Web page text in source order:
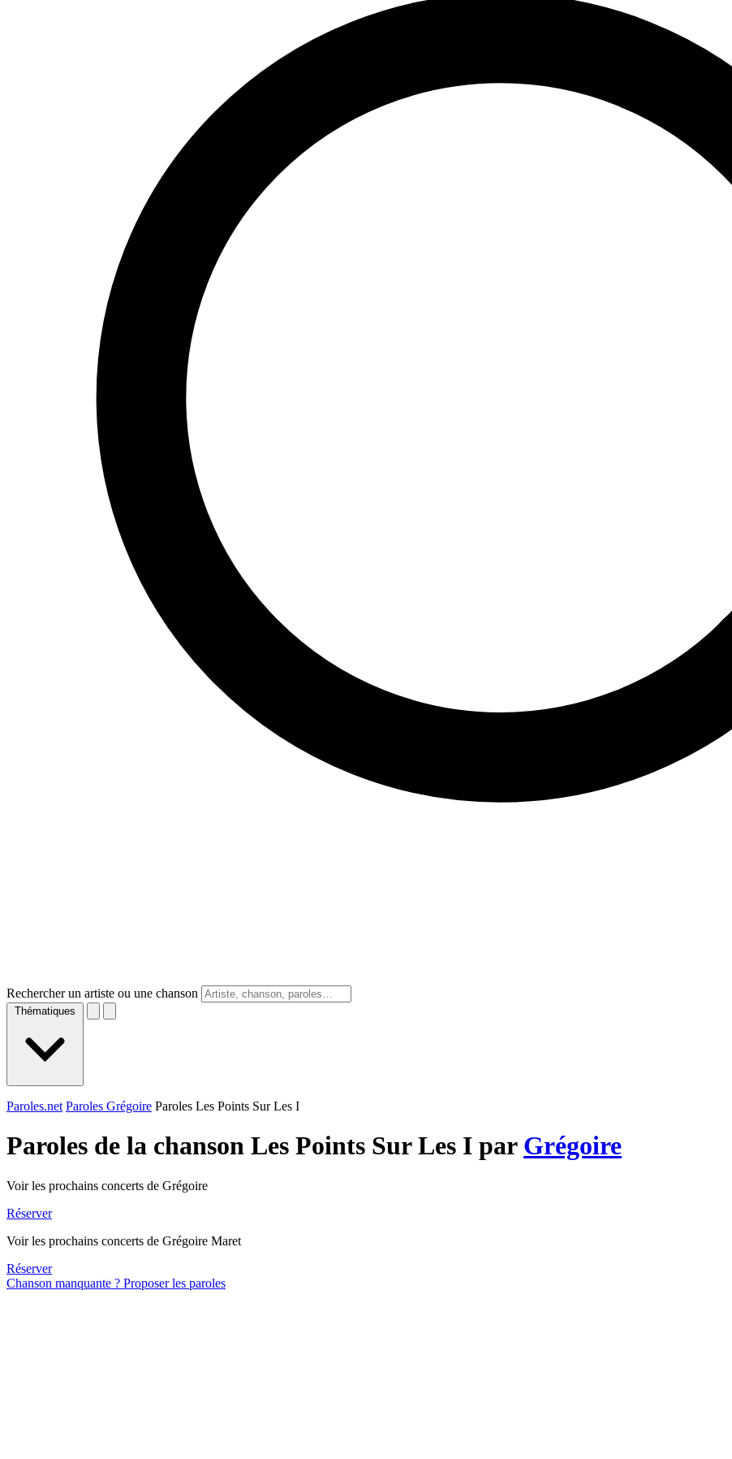
Rechercher un artiste ou une chanson
Thématiques
Paroles.net Paroles Grégoire Paroles Les Points Sur Les I
Paroles de la chanson Les Points Sur Les I par Grégoire
Voir les prochains concerts de Grégoire
Réserver
Voir les prochains concerts de Grégoire Maret
Réserver
Chanson manquante ? Proposer les paroles